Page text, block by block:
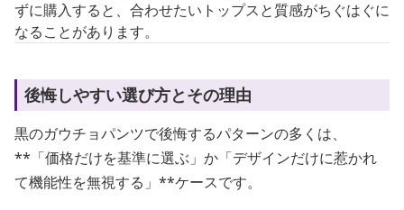
ずに購入すると、合わせたいトップスと質感がちぐはぐに
なることがあります。
後悔しやすい選び方とその理由
黒のガウチョパンツで後悔するパターンの多くは、
**「価格だけを基準に選ぶ」か「デザインだけに惹かれ
て機能性を無視する」**ケースです。